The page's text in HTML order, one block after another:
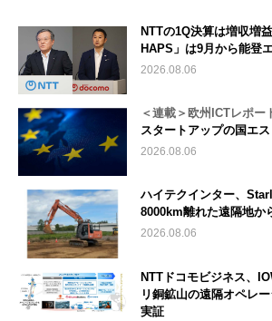
NTTの1Q決算は増収増
HAPS」は9月から能登
2026.08.06
＜連載＞欧州ICTレポー
スタートアップの国エ
2026.08.06
ハイテクインター、
8000km離れた遠隔地か
2026.08.06
NTTドコモビジネス、
リ銅鉱山の遠隔オペレ
実証